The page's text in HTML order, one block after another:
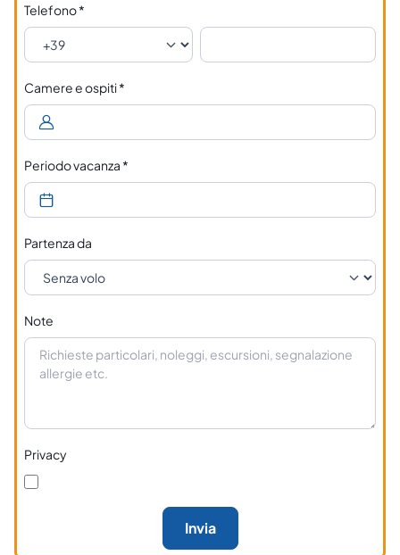
Telefono*
Camere e ospiti*
Periodo vacanza*
Partenza da
Note
Privacy
Invia